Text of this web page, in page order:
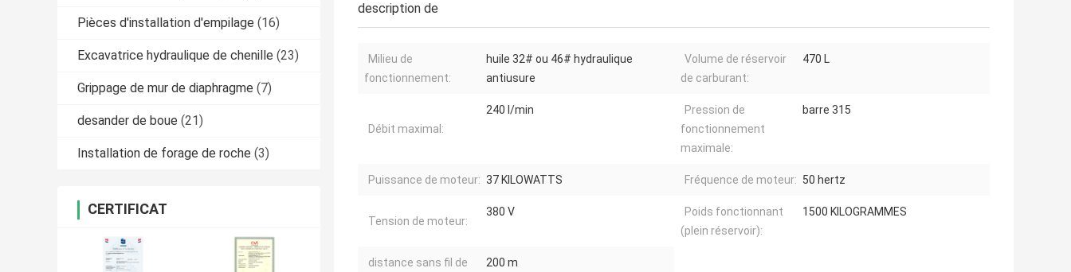
Pièces d'installation d'empilage (16)
Excavatrice hydraulique de chenille (23)
Grippage de mur de diaphragme (7)
desander de boue (21)
Installation de forage de roche (3)
CERTIFICAT
description de
Milieu de
fonctionnement:
huile 32# ou 46# hydraulique
antiusure
Volume de réservoir
de carburant:
470 L
Débit maximal:
240 l/min
Pression de
fonctionnement
maximale:
barre 315
Puissance de moteur: 37 KILOWATTS Fréquence de moteur: 50 hertz
Tension de moteur:
380 V
Poids fonctionnant
(plein réservoir):
1500 KILOGRAMMES
distance sans fil de
200 m